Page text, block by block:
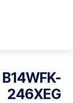
246XEG